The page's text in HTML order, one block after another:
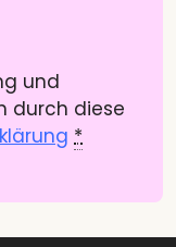
und
durch diese
*